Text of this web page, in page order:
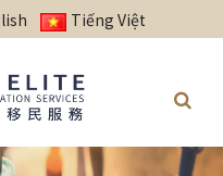
Tiếng Việt